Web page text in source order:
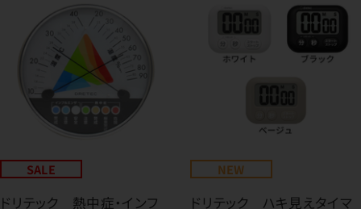
SALE
ドリテック 熱中症・インフ
NEW
ドリテック ハキ見えタイマ